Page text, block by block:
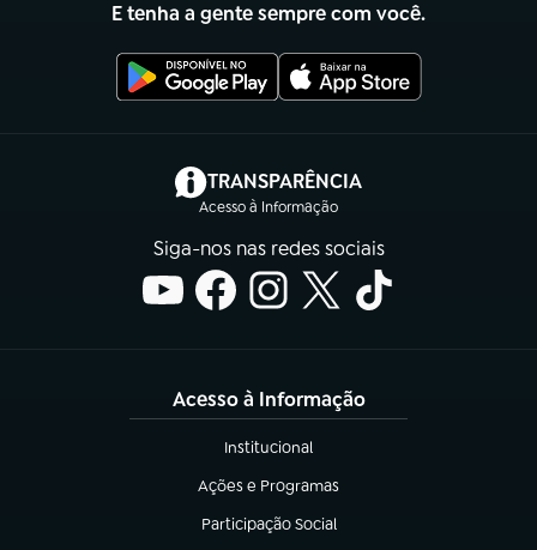
E tenha a gente sempre com você.
TRANSPARÊNCIA
Acesso à Informação
(abre em nova aba)
Siga-nos nas redes sociais
Acesso à Informação
Institucional
(abre em nova aba)
Ações e Programas
(abre em nova aba)
Participação Social
(abre em nova aba)